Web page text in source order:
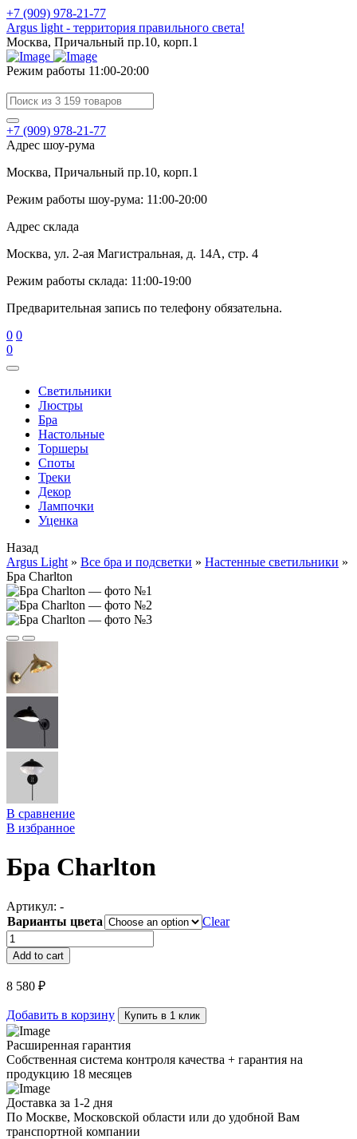
+7 (909) 978-21-77
Argus light - территория правильного света!
Москва, Причальный пр.10, корп.1
Режим работы 11:00-20:00
+7 (909) 978-21-77
Адрес шоу-рума
Москва, Причальный пр.10, корп.1
Режим работы шоу-рума: 11:00-20:00
Адрес склада
Москва, ул. 2-ая Магистральная, д. 14А, стр. 4
Режим работы склада: 11:00-19:00
Предварительная запись по телефону обязательна.
0 0
0
Cветильники
Люстры
Бра
Настольные
Торшеры
Споты
Треки
Декор
Лампочки
Уценка
Назад
Argus Light » Все бра и подсветки » Настенные светильники »
Бра Charlton
В сравнение
В избранное
Бра Charlton
Артикул: -
Варианты цвета
Clear
Бра
Charlton
quantity
Add to cart
8 580 ₽
Добавить в корзину Купить в 1 клик
Расширенная гарантия
Собственная система контроля качества + гарантия на
продукцию 18 месяцев
Доставка за 1-2 дня
По Москве, Московской области или до удобной Вам
транспортной компании